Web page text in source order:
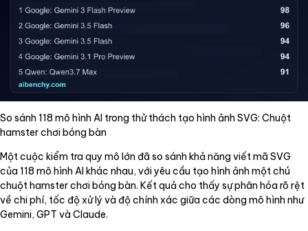
So sánh 118 mô hình AI trong thử thách tạo hình ảnh SVG: Chuột
hamster chơi bóng bàn
Một cuộc kiểm tra quy mô lớn đã so sánh khả năng viết mã SVG
của 118 mô hình AI khác nhau, với yêu cầu tạo hình ảnh một chú
chuột hamster chơi bóng bàn. Kết quả cho thấy sự phân hóa rõ rệt
về chi phí, tốc độ xử lý và độ chính xác giữa các dòng mô hình như
Gemini, GPT và Claude.